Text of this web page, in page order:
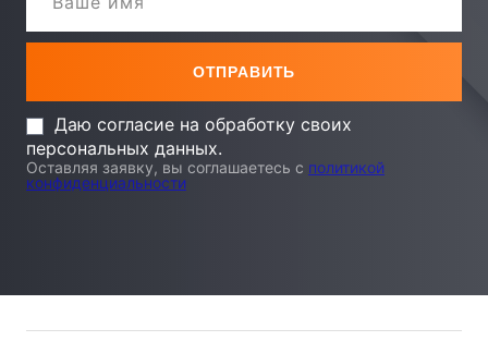
Даю согласие на обработку своих
персональных данных.
Оставляя заявку, вы соглашаетесь с политикой
конфиденциальности